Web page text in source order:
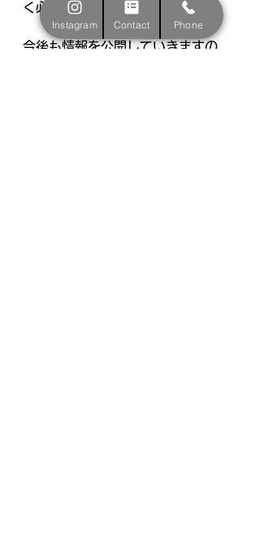
く必要があります。
今後も情報を公開していきますの
Instagram Contact Phone